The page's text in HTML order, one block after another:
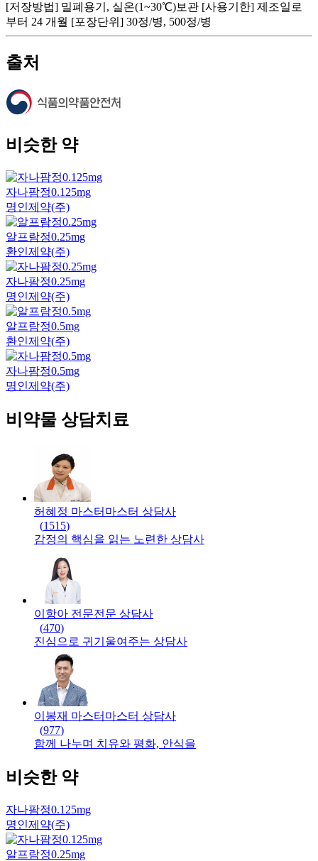
[저장방법] 밀폐용기, 실온(1~30℃)보관 [사용기한] 제조일로
부터 24 개월 [포장단위] 30정/병, 500정/병
출처
비슷한 약
자나팜정0.125mg
명인제약(주)
알프람정0.25mg
환인제약(주)
자나팜정0.25mg
명인제약(주)
알프람정0.5mg
환인제약(주)
자나팜정0.5mg
명인제약(주)
비약물 상담치료
허혜정 마스터 마스터 상담사
(1515)
감정의 핵심을 읽는 노련한 상담사
이항아 전문전문 상담사
(470)
진심으로 귀기울여주는 상담사
이봉재 마스터 마스터 상담사
(977)
함께 나누며 치유와 평화, 안식을
비슷한 약
자나팜정0.125mg
명인제약(주)
알프람정0.25mg